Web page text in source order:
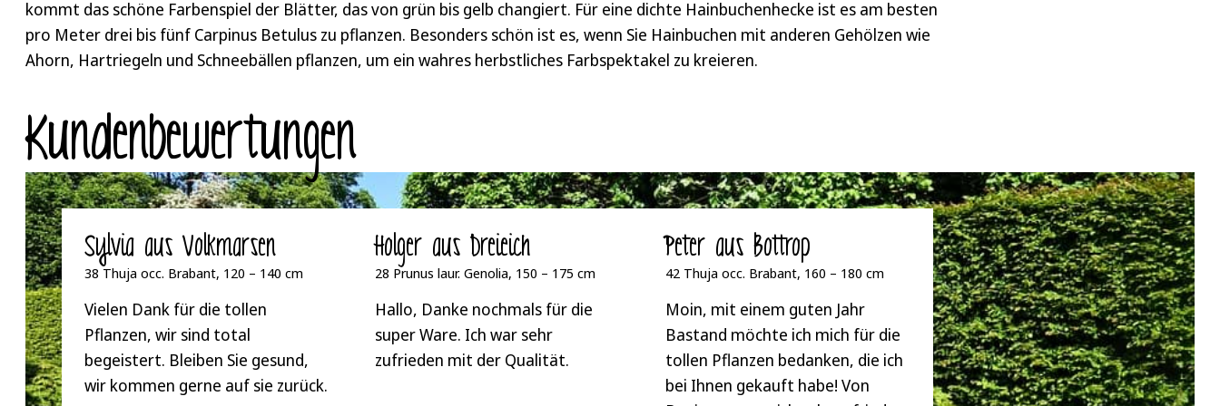
kommt das schöne Farbenspiel der Blätter, das von grün bis gelb changiert. Für eine dichte Hainbuchenhecke ist es am besten
pro Meter drei bis fünf Carpinus Betulus zu pflanzen. Besonders schön ist es, wenn Sie Hainbuchen mit anderen Gehölzen wie
Ahorn, Hartriegeln und Schneebällen pflanzen, um ein wahres herbstliches Farbspektakel zu kreieren.
Kunden­bewertungen
Sylvia aus Volkmarsen
38 Thuja occ. Brabant, 120 – 140 cm
Vielen Dank für die tollen
Pflanzen, wir sind total
begeistert. Bleiben Sie gesund,
wir kommen gerne auf sie zurück.
Holger aus Dreieich
28 Prunus laur. Genolia, 150 – 175 cm
Hallo, Danke nochmals für die
super Ware. Ich war sehr
zufrieden mit der Qualität.
Peter aus Bottrop
42 Thuja occ. Brabant, 160 – 180 cm
Moin, mit einem guten Jahr
Bastand möchte ich mich für die
tollen Pflanzen bedanken, die ich
bei Ihnen gekauft habe! Von